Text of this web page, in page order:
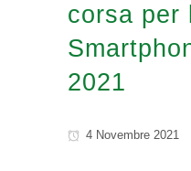
corsa per
2021
4 Novembre 2021